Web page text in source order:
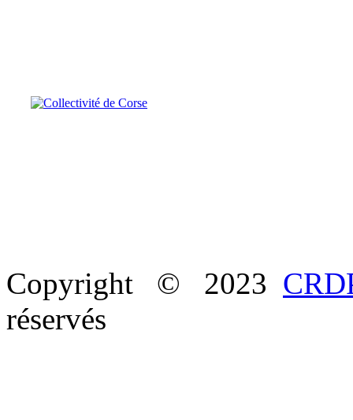
Copyright © 2023
réservés